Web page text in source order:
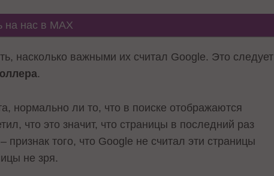
на нас в MAX
насколько важными их считал Google. Это следует
.
нормально ли то, что в поиске отображаются
что это значит, что страницы в последний раз
того, что Google не считал эти страницы
не зря.